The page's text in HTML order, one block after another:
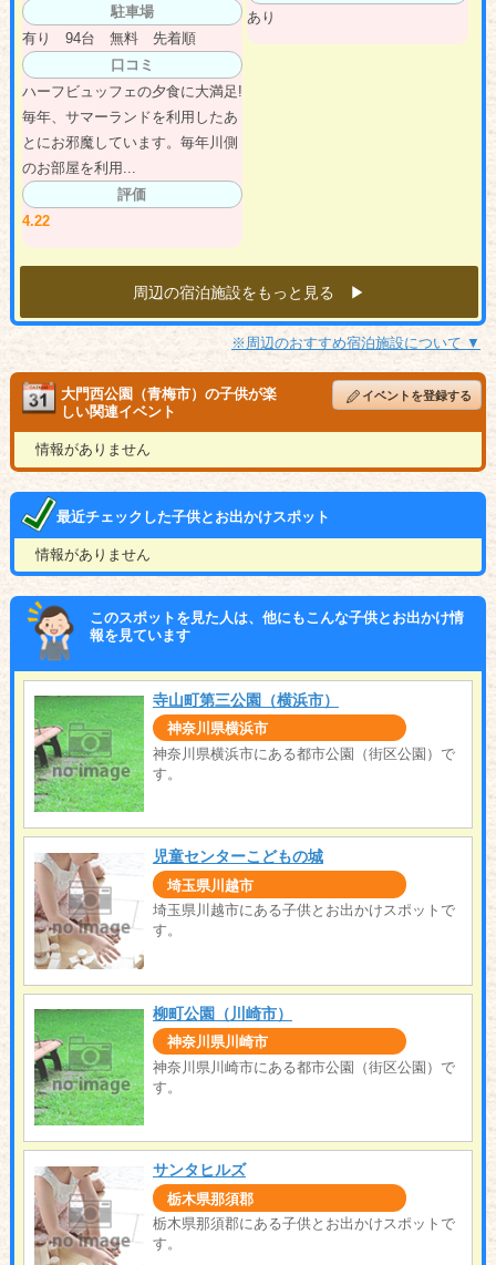
駐車場
有り 94台 無料 先着順
口コミ
ハーフビュッフェの夕食に大満足!
毎年、サマーランドを利用したあ
とにお邪魔しています。毎年川側
のお部屋を利用...
評価
4.22
あり
周辺の宿泊施設をもっと見る ▶︎
※周辺のおすすめ宿泊施設について ▼
大門西公園（青梅市）の子供が楽
しい関連イベント
イベントを登録する
情報がありません
最近チェックした子供とお出かけスポット
情報がありません
このスポットを見た人は、他にもこんな子供とお出かけ情
報を見ています
寺山町第三公園（横浜市）
神奈川県横浜市
神奈川県横浜市にある都市公園（街区公園）で
す。
児童センターこどもの城
埼玉県川越市
埼玉県川越市にある子供とお出かけスポットで
す。
柳町公園（川崎市）
神奈川県川崎市
神奈川県川崎市にある都市公園（街区公園）で
す。
サンタヒルズ
栃木県那須郡
栃木県那須郡にある子供とお出かけスポットで
す。